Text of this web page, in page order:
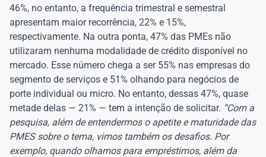
46%, no entanto, a frequência trimestral e semestral
apresentam maior recorrência, 22% e 15%,
respectivamente. Na outra ponta, 47% das PMEs não
utilizaram nenhuma modalidade de crédito disponível no
mercado. Esse número chega a ser 55% nas empresas do
segmento de serviços e 51% olhando para negócios de
porte individual ou micro. No entanto, dessas 47%, quase
metade delas — 21% — tem a intenção de solicitar. “Com a
pesquisa, além de entendermos o apetite e maturidade das
PMES sobre o tema, vimos também os desafios. Por
exemplo, quando olhamos para empréstimos, além da